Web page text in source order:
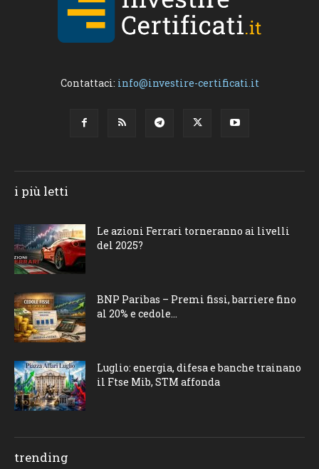
Contattaci: info@investire-certificati.it
i più letti
Le azioni Ferrari torneranno ai livelli
del 2025?
BNP Paribas – Premi fissi, barriere fino
al 20% e cedole...
Luglio: energia, difesa e banche trainano
il Ftse Mib, STM affonda
trending